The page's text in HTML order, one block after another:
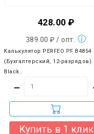
428.00 ₽
389.00 ₽ / опт.
Калькулятор PERFEO PF B4854
(Бухгалтерский, 12-разрядов)
Black..
Купить в 1 клик